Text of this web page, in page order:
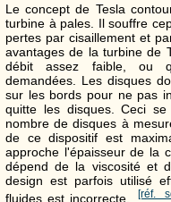
Le concept de Tesla
turbine à pales. Il souffre
pertes par cisaillement et
avantages de la turbine de
débit assez faible, ou
demandées. Les disques
sur les bords pour ne pas
quitte les disques. Ceci
nombre de disques à
de ce dispositif est
approche l'épaisseur de la
dépend de la viscosité et
design est parfois utilisé
fluides est incorrecte.
[réf.